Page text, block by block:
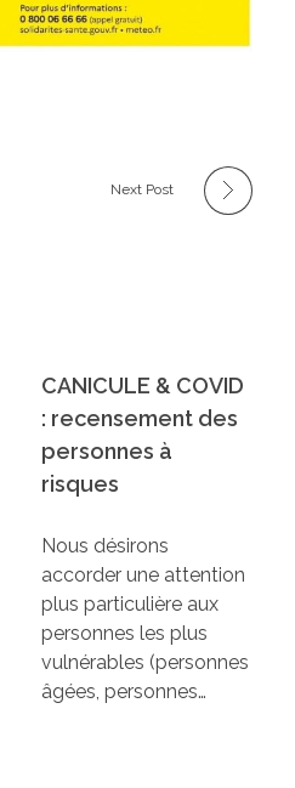
Next Post
CANICULE & COVID
: recensement des
personnes à
risques
Nous désirons
accorder une attention
plus particulière aux
personnes les plus
vulnérables (personnes
âgées, personnes…